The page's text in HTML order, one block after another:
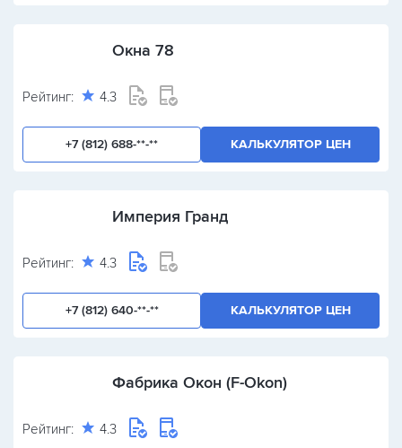
Окна 78
Рейтинг: 4.3
+7 (812) 688-**-** КАЛЬКУЛЯТОР ЦЕН
Империя Гранд
Рейтинг: 4.3
+7 (812) 640-**-** КАЛЬКУЛЯТОР ЦЕН
Фабрика Окон (F-Okon)
Рейтинг: 4.3